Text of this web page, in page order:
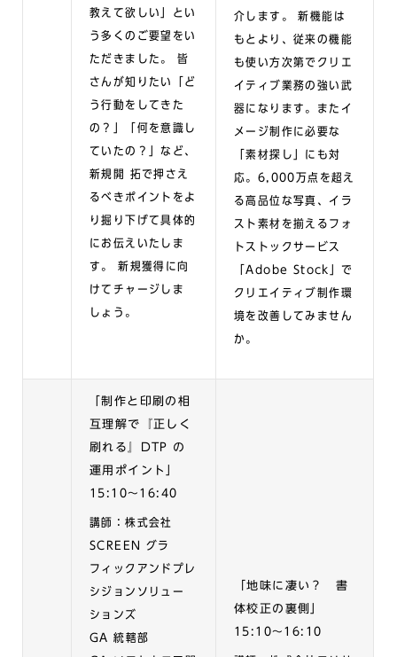
教えて欲しい」とい
う多くのご要望をい
ただきました。 皆
さんが知りたい「ど
う行動をしてきた
の？」「何を意識し
ていたの？」など、
新規開 拓で押さえ
るべきポイントをよ
り掘り下げて具体的
にお伝えいたしま
す。 新規獲得に向
けてチャージしま
しょう。
介します。 新機能は
もとより、従来の機能
も使い方次第でクリエ
イティブ業務の強い武
器になります。またイ
メージ制作に必要な
「素材探し」にも対
応。6,000万点を超え
る高品位な写真、イラ
スト素材を揃えるフォ
トストックサービス
「Adobe Stock」で
クリエイティブ制作環
境を改善してみません
か。
「制作と印刷の相
互理解で『正しく
刷れる』DTP の
運用ポイント」
15:10〜16:40
講師：株式会社
SCREEN グラ
フィックアンドプレ
シジョンソリュー
ションズ
GA 統轄部
「地味に凄い？ 書
体校正の裏側」
15:10〜16:10